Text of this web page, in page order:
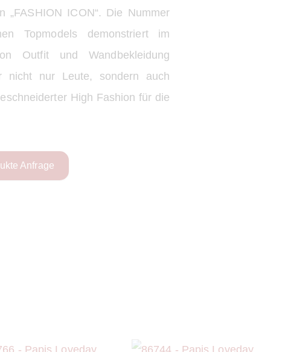
„FASHION ICON“. Die Nummer
Topmodels demonstriert im
Outfit und Wandbekleidung
nicht nur Leute, sondern auch
High Fashion für die
Anfrage